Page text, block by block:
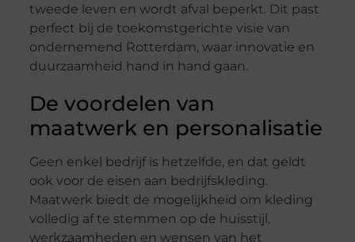
tweede leven en wordt afval beperkt. Dit past
perfect bij de toekomstgerichte visie van
ondernemend Rotterdam, waar innovatie en
duurzaamheid hand in hand gaan.
De voordelen van
maatwerk en personalisatie
Geen enkel bedrijf is hetzelfde, en dat geldt
ook voor de eisen aan bedrijfskleding.
Maatwerk biedt de mogelijkheid om kleding
volledig af te stemmen op de huisstijl,
werkzaamheden en wensen van het